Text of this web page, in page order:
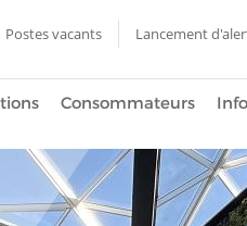
Postes vacants Lancement
Consommateurs